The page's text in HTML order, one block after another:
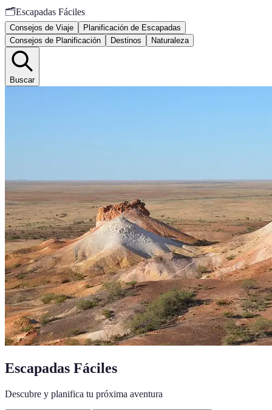
🗂️Escapadas Fáciles
Consejos de Viaje
Planificación de Escapadas
Consejos de Planificación
Destinos Naturaleza
Buscar
Escapadas Fáciles
Descubre y planifica tu próxima aventura